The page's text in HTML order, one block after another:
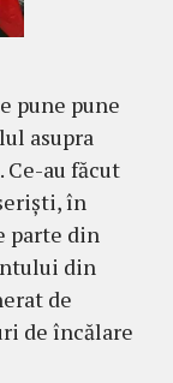
pune pune
asupra
au făcut
în
parte din
din
de
de încălare